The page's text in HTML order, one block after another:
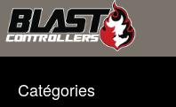
Catégories